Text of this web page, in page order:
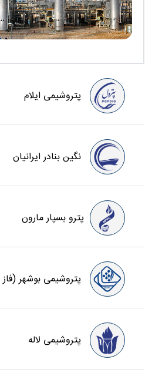
پتروشیمی ایلام
نگین بنادر ایرانیان
پترو بسپار مارون
پتروشیمی بوشهر (فاز 1)
پتروشیمی لاله